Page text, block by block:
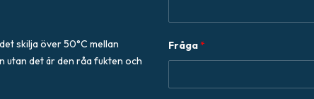
skilja över 50°C mellan
utan det är den råa fukten och
g
Fråga*